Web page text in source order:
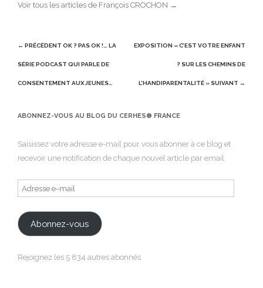
Voir tous les articles de François CROCHON →
Post
navigation
← PRÉCÉDENT OK ? PAS OK !… LA
SÉRIE PODCAST QUI PARLE DE
CONSENTEMENT AUX JEUNES…
EXPOSITION « C’EST VOTRE ENFANT
? SUR LES CHEMINS DE
L’HANDIPARENTALITÉ » SUIVANT →
ABONNEZ-VOUS AU BLOG DU CERHES® FRANCE
Saisissez votre adresse e-mail pour vous abonner à ce blog et
recevoir une notification de chaque nouvel article par email.
Adresse
e-
mail
Abonnez-vous
Rejoignez les 5 834 autres abonnés